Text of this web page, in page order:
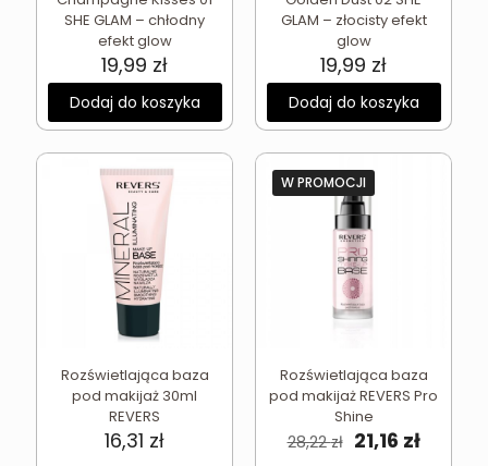
SHE GLAM – chłodny
efekt glow
19,99 zł
Dodaj do koszyka
GLAM – złocisty efekt
glow
19,99 zł
Dodaj do koszyka
Rozświetlająca baza
pod makijaż 30ml
REVERS
16,31 zł
W PROMOCJI
Rozświetlająca baza
pod makijaż REVERS Pro
Shine
28,22zł Pierwotna
21,16 zł